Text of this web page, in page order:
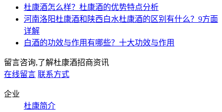
杜康酒怎么样？杜康酒的优势特点分析
河南洛阳杜康酒和陕西白水杜康酒的区别有什么？9方面
详解
白酒的功效与作用有哪些？十大功效与作用
留言咨询,了解杜康酒招商资讯
在线留言 联系方式
企业
杜康简介